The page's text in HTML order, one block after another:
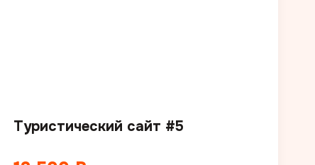
Туристический сайт #5